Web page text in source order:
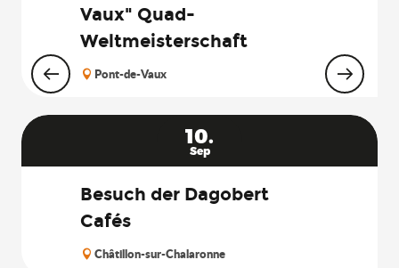
Vaux" Quad-
Weltmeisterschaft
Pont-de-Vaux
10.
Sep
Besuch der Dagobert
Cafés
Châtillon-sur-Chalaronne